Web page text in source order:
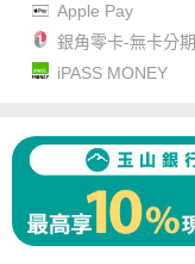
Apple Pay
銀角零卡-無卡分期
iPASS MONEY